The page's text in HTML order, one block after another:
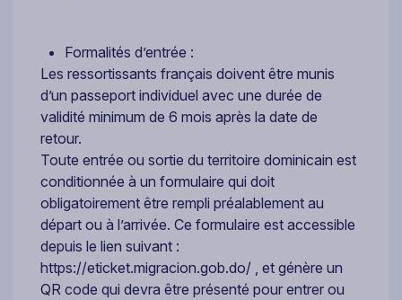
Formalités d’entrée :
Les ressortissants français doivent être munis
d’un passeport individuel avec une durée de
validité minimum de 6 mois après la date de
retour.
Toute entrée ou sortie du territoire dominicain est
conditionnée à un formulaire qui doit
obligatoirement être rempli préalablement au
départ ou à l’arrivée. Ce formulaire est accessible
depuis le lien suivant :
https://eticket.migracion.gob.do/ , et génère un
QR code qui devra être présenté pour entrer ou